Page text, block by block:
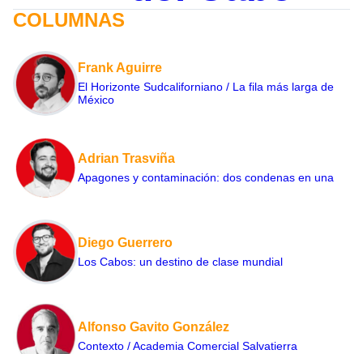
COLUMNAS
Frank Aguirre
El Horizonte Sudcaliforniano / La fila más larga de
México
Adrian Trasviña
Apagones y contaminación: dos condenas en una
Diego Guerrero
Los Cabos: un destino de clase mundial
Alfonso Gavito González
Contexto / Academia Comercial Salvatierra